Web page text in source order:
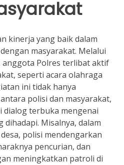
kinerja yang baik dalam
masyarakat. Melalui
anggota Polres terlibat aktif
seperti acara olahraga
ini tidak hanya
polisi dan masyarakat,
terbuka mengenai
dihadapi. Misalnya, dalam
polisi mendengarkan
pencurian, dan
meningkatkan patroli di